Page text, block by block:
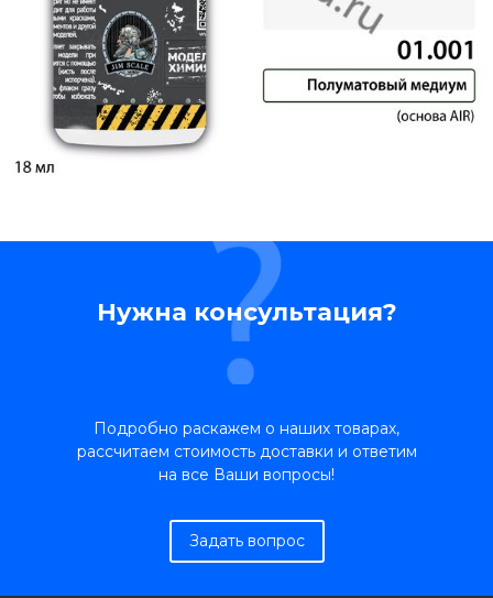
Нужна консультация?
Подробно раскажем о наших товарах,
рассчитаем стоимость доставки и ответим
на все Ваши вопросы!
Задать вопрос